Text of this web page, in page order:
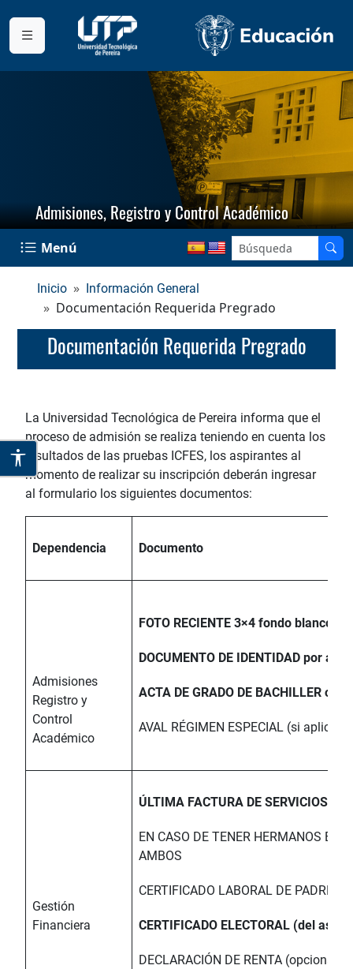
Admisiones, Registro y Control Académico
Menú
Inicio Información General
Documentación Requerida Pregrado
Documentación Requerida Pregrado
La Universidad Tecnológica de Pereira informa que el
proceso de admisión se realiza teniendo en cuenta los
resultados de las pruebas ICFES, los aspirantes al
momento de realizar su inscripción deberán ingresar
al formulario los siguientes documentos:
Dependencia Documento
Admisiones
Registro y
Control
Académico
FOTO RECIENTE 3×4 fondo blanco
DOCUMENTO DE IDENTIDAD por
ACTA DE GRADO DE BACHILLER o
AVAL RÉGIMEN ESPECIAL (si aplica)
Gestión
Financiera
ÚLTIMA FACTURA DE SERVICIOS
EN CASO DE TENER HERMANOS
AMBOS
CERTIFICADO LABORAL DE PADRES
CERTIFICADO ELECTORAL (del
DECLARACIÓN DE RENTA (opcional)